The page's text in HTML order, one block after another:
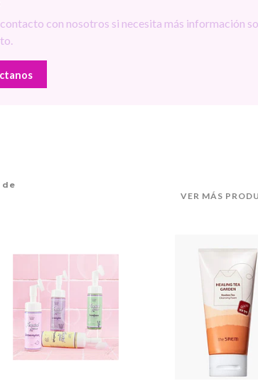
contacto con nosotros si necesita más información
de
VER MÁS